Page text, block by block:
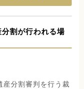
割が行われる場
産分割審判を行う裁